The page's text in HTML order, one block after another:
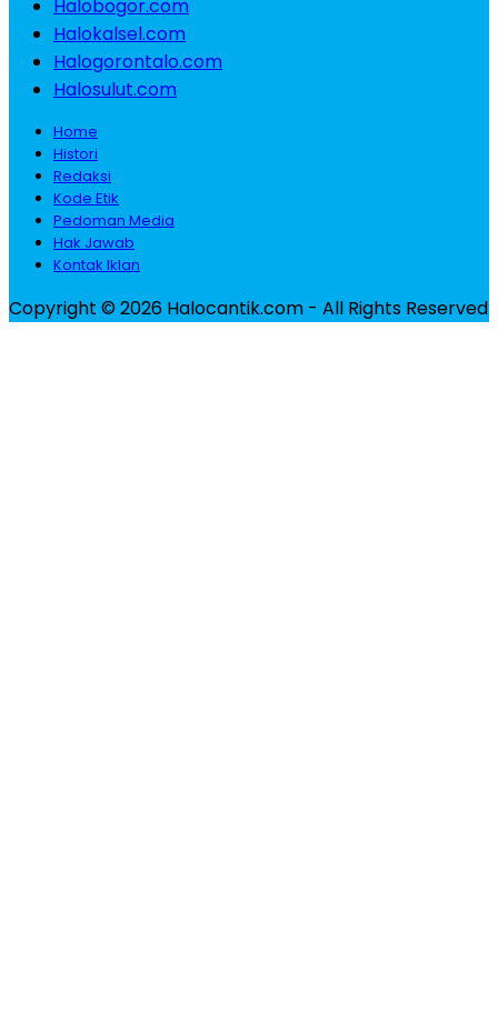
Halobogor.com
Halokalsel.com
Halogorontalo.com
Halosulut.com
Home
Histori
Redaksi
Kode Etik
Pedoman Media
Hak Jawab
Kontak Iklan
Copyright © 2026 Halocantik.com - All Rights Reserved